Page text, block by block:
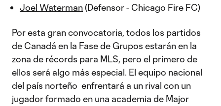
Joel Waterman(Defensor - Chicago Fire FC)
Por esta gran convocatoria, todos los partidos
de Canadá en la Fase de Grupos estarán en la
zona de récords para MLS, pero el primero de
ellos será algo más especial. El equipo nacional
del país norteño enfrentará a un rival con un
jugador formado en una academia de Major